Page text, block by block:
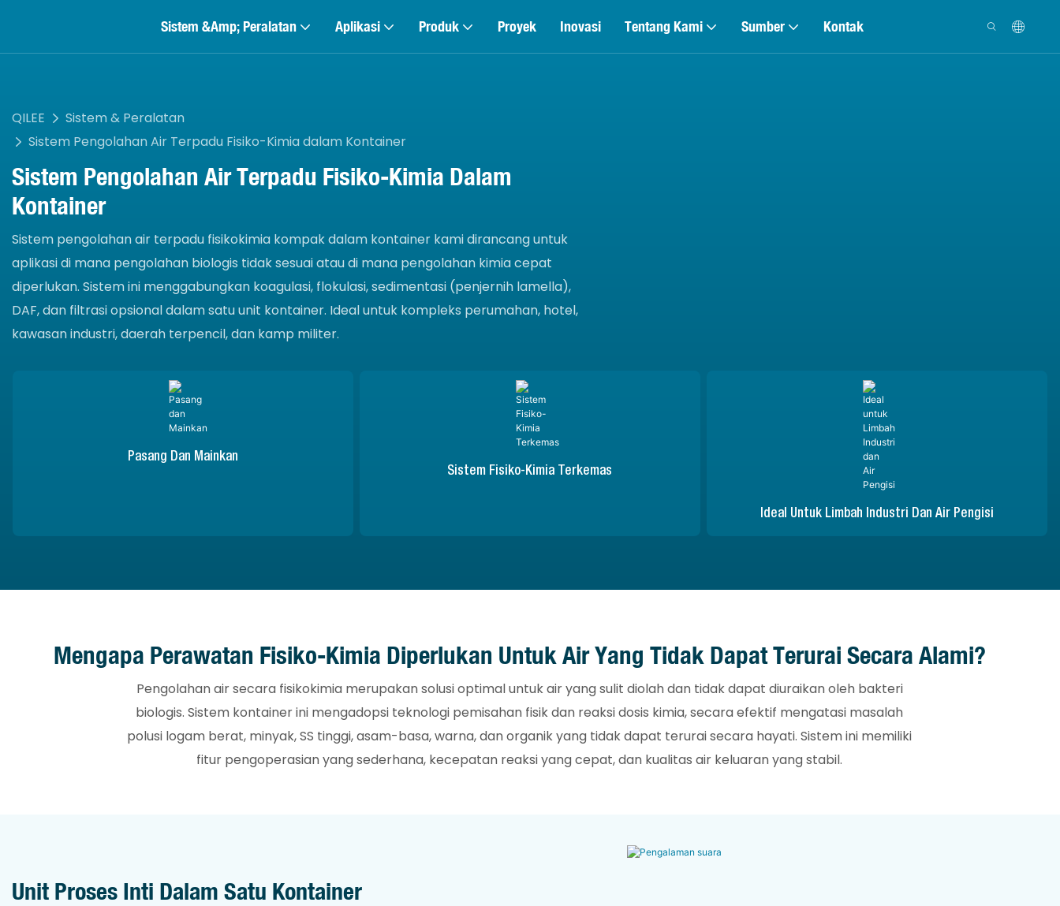
Sistem &amp; Peralatan Aplikasi Produk Proyek Inovasi Tentang Kami Sumber Kontak
QILEE
Sistem & Peralatan
Sistem Pengolahan Air Terpadu Fisiko-Kimia dalam Kontainer
Sistem Pengolahan Air Terpadu Fisiko-Kimia Dalam
Kontainer
Sistem pengolahan air terpadu fisikokimia kompak dalam kontainer kami dirancang untuk
aplikasi di mana pengolahan biologis tidak sesuai atau di mana pengolahan kimia cepat
diperlukan. Sistem ini menggabungkan koagulasi, flokulasi, sedimentasi (penjernih lamella),
DAF, dan filtrasi opsional dalam satu unit kontainer. Ideal untuk kompleks perumahan, hotel,
kawasan industri, daerah terpencil, dan kamp militer.
Pasang Dan Mainkan
Sistem Fisiko-Kimia Terkemas
Ideal Untuk Limbah Industri Dan Air Pengisi
Mengapa Perawatan Fisiko-Kimia Diperlukan Untuk Air Yang Tidak Dapat Terurai Secara Alami?
Pengolahan air secara fisikokimia merupakan solusi optimal untuk air yang sulit diolah dan tidak dapat diuraikan oleh bakteri
biologis. Sistem kontainer ini mengadopsi teknologi pemisahan fisik dan reaksi dosis kimia, secara efektif mengatasi masalah
polusi logam berat, minyak, SS tinggi, asam-basa, warna, dan organik yang tidak dapat terurai secara hayati. Sistem ini memiliki
fitur pengoperasian yang sederhana, kecepatan reaksi yang cepat, dan kualitas air keluaran yang stabil.
Unit Proses Inti Dalam Satu Kontainer